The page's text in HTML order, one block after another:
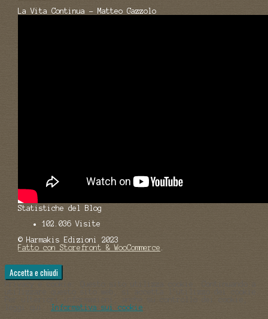
La Vita Continua - Matteo Gazzolo
Statistiche del Blog
102.036 Visite
© Harmakis Edizioni 2023
Fatto con Storefront & WooCommerce
Informativa sui cookie